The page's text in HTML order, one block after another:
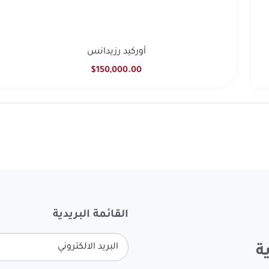
أوركيد رزيدانس
$150,000.00
القائمة البريدية